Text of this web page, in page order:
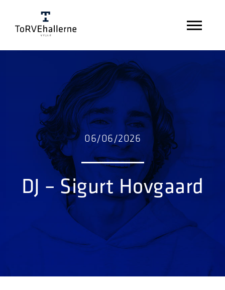
06/06/2026
DJ – Sigurt Hovgaard